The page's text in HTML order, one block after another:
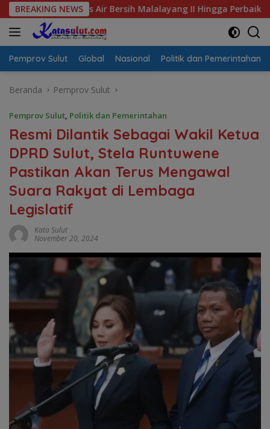
Langsung
ke
konten
BREAKING NEWS
Air Bersih Malalayang II Hingga Perbaikan Infrastruktur
Pemprov Sulut Global Nasional Politik dan Pemerintahan
Beranda Pemprov Sulut
Pemprov Sulut, Politik dan Pemerintahan
Resmi Dilantik Sebagai Wakil Ketua
DPRD Sulut, Stela Runtuwene
Pastikan Akan Terus Mengawal
Suara Rakyat di Lembaga
Legislatif
Kata Sulut
November 20, 2024